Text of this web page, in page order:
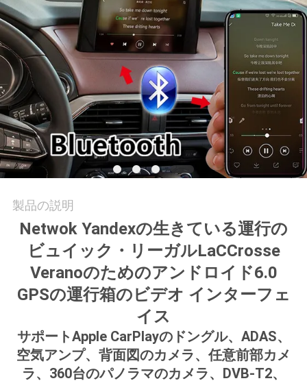
場
旅
行
品
質
管
理
に
絡
製品の説明
Netwok Yandexの生きている運行の
ビュイック・リーガルLaCCrosse
Veranoのためのアンドロイド6.0
GPSの運行箱のビデオ インターフェ
イス
サポートApple CarPlayのドングル、ADAS、
空気アンプ、背面図のカメラ、任意前部カメ
ラ、360台のパノラマのカメラ、DVB-T2、